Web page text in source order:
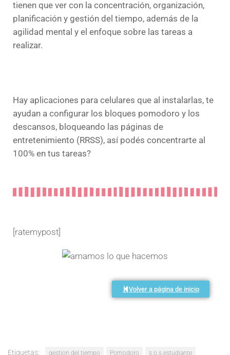
tienen que ver con la concentración, organización,
planificación y gestión del tiempo, además de la
agilidad mental y el enfoque sobre las tareas a
realizar.
Hay aplicaciones para celulares que al instalarlas, te
ayudan a configurar los bloques pomodoro y los
descansos, bloqueando las páginas de
entretenimiento (RRSS), así podés concentrarte al
100% en tus tareas?
[ratemypost]
Volver a página de inicio
Etiquetas: gestion del tiempo Pomodoro s.o.s.estudiante